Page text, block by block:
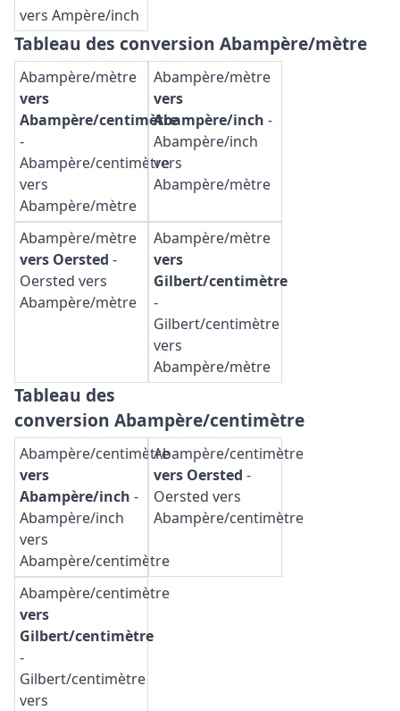
vers Ampère/inch
Tableau des conversion Abampère/mètre
Abampère/mètre
vers
Abampère/centimètre
-
Abampère/centimètre
vers
Abampère/mètre
Abampère/mètre
vers
Abampère/inch -
Abampère/inch
vers
Abampère/mètre
Abampère/mètre
vers Oersted -
Oersted vers
Abampère/mètre
Abampère/mètre
vers
Gilbert/centimètre
-
Gilbert/centimètre
vers
Abampère/mètre
Tableau des
conversion Abampère/centimètre
Abampère/centimètre
vers
Abampère/inch -
Abampère/inch
vers
Abampère/centimètre
Abampère/centimètre
vers Oersted -
Oersted vers
Abampère/centimètre
Abampère/centimètre
vers
Gilbert/centimètre
-
Gilbert/centimètre
vers